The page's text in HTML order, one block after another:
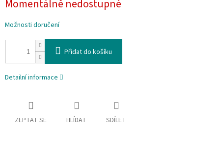
cena:
Momentálně nedostupné
Možnosti doručení
Přidat do košíku
Detailní informace
ZEPTAT SE HLÍDAT SDÍLET